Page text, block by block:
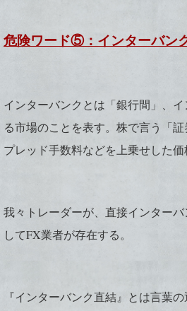
危険ワード⑤：インターバン
インターバンクとは「銀行間」、
る市場のことを表す。株で言う「
プレッド手数料などを上乗せした価
我々トレーダーが、直接インター
してFX業者が存在する。
『インターバンク直結』とは言葉